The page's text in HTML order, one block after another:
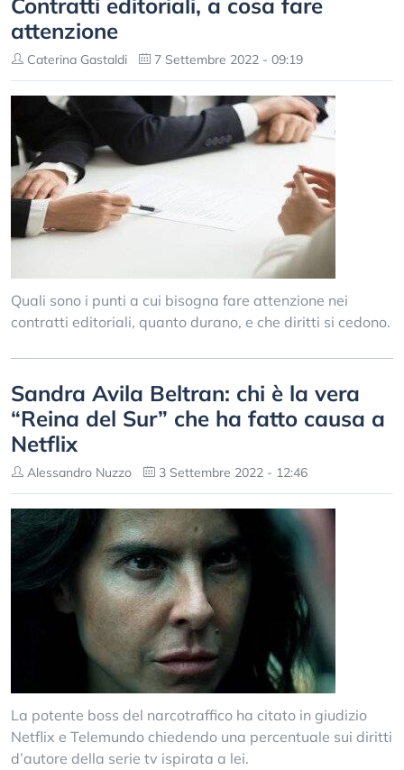
Contratti editoriali, a cosa fare
attenzione
Caterina Gastaldi 7 Settembre 2022 - 09:19
Quali sono i punti a cui bisogna fare attenzione nei
contratti editoriali, quanto durano, e che diritti si cedono.
Sandra Avila Beltran: chi è la vera
“Reina del Sur” che ha fatto causa a
Netflix
Alessandro Nuzzo 3 Settembre 2022 - 12:46
La potente boss del narcotraffico ha citato in giudizio
Netflix e Telemundo chiedendo una percentuale sui diritti
d’autore della serie tv ispirata a lei.